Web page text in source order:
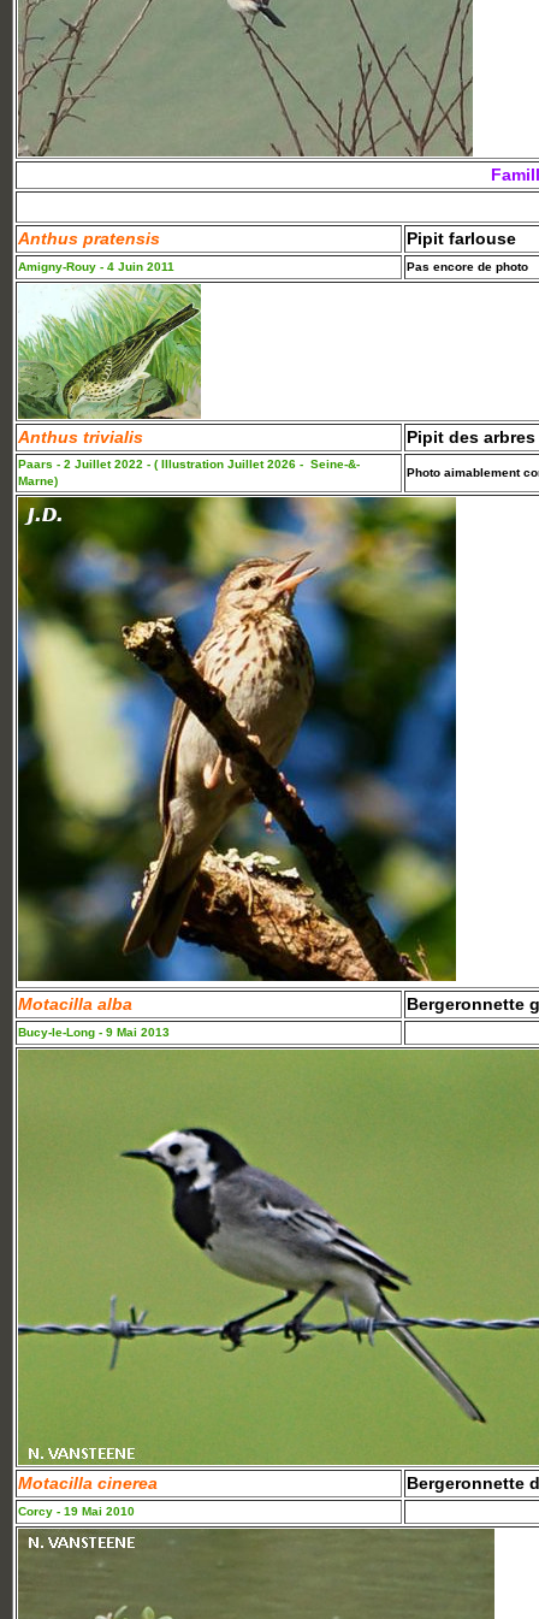
Anthus pratensis Pipit farlouse
Amigny-Rouy - 4 Juin 2011 Pas encore de photo
Anthus trivialis Pipit des arbres
Paars - 2 Juillet 2022 - ( Illustration Juillet 2026 - Seine-&-
Marne)
Photo aimablement
Motacilla alba Bergeronnette
Bucy-le-Long - 9 Mai 2013
Motacilla cinerea Bergeronnette
Corcy - 19 Mai 2010